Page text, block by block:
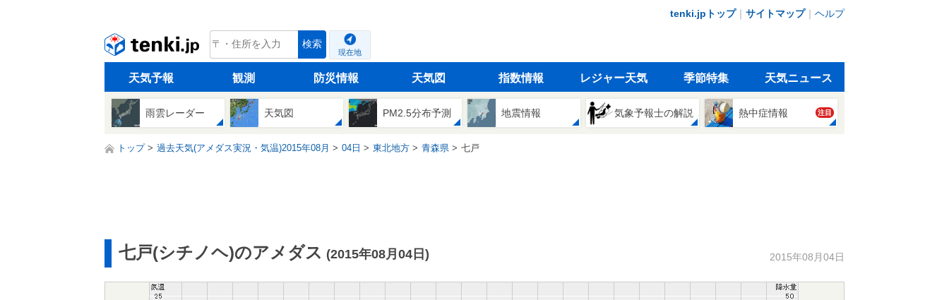
tenki.jpトップ｜ サイトマップ｜ ヘルプ
tenki.jp 検索
現在地
天気予報 観測 防災情報 天気図 指数情報 レジャー天気 季節特集 天気ニュース
雨雲レーダー 天気図 PM2.5分布予測 地震情報 気象予報士の解説 熱中症情報 注目
トップ 過去天気(アメダス実況・気温)2015年08月 04日 東北地方 青森県 七戸
七戸(シチノヘ)のアメダス (2015年08月04日) 2015年08月04日